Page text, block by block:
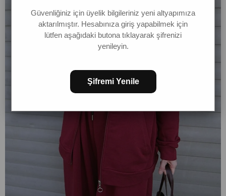
Güvenliğiniz için üyelik bilgileriniz yeni altyapımıza
aktarılmıştır. Hesabınıza giriş yapabilmek için
lütfen aşağıdaki butona tıklayarak şifrenizi
yenileyin.
Şifremi Yenile